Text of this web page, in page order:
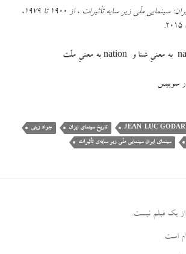
سینمایی ملّی زیر سایه تأثیرات ،از ۱۹۰۰ تا ۱۹۷۹
،
JEAN-LUC تاریخ سینمای ایران جواد زینی
سینمای ایران سینمایی ملّی زیر سایه‌ی تأثیرات
یک فیلم نیست.
است.